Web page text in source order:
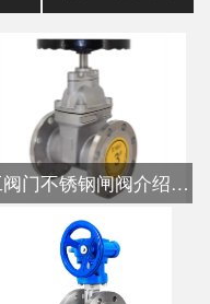
良工阀门不锈钢闸阀介绍/安装说明书